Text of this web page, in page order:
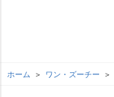
ホーム ワン・ズーチー